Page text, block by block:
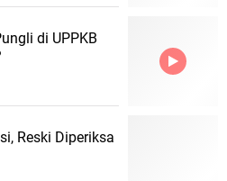
di UPPKB
Reski Diperiksa